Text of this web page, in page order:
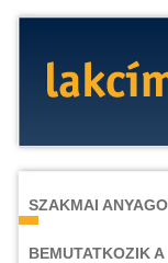
SZAKMAI
BEMUTATKOZIK A